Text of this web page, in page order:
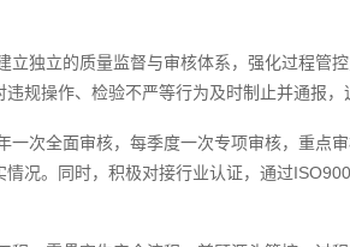
立独立的质量监督与审核体系，强化过程管
规操作、检验不严等行为及时制止并通报，
一次全面审核，每季度一次专项审核，重点
况。同时，积极对接行业认证，通过